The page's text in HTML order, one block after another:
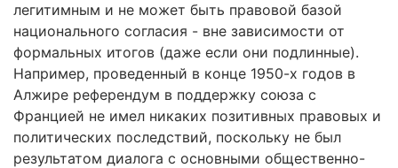
легитимным и не может быть правовой базой
национального согласия - вне зависимости от
формальных итогов (даже если они подлинные).
Например, проведенный в конце 1950-х годов в
Алжире референдум в поддержку союза с
Францией не имел никаких позитивных правовых и
политических последствий, поскольку не был
результатом диалога с основными общественно-